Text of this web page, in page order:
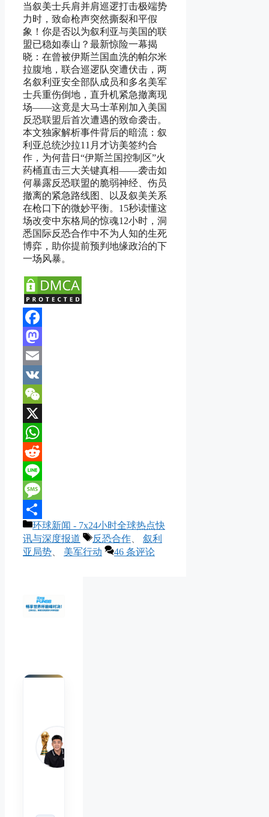
当叙美士兵肩并肩巡逻打击极端势
力时，致命枪声突然撕裂和平假
象！你是否以为叙利亚与美国的联
盟已稳如泰山？最新惊险一幕揭
晓：在曾被伊斯兰国血洗的帕尔米
拉腹地，联合巡逻队突遭伏击，两
名叙利亚安全部队成员和多名美军
士兵重伤倒地，直升机紧急撤离现
场——这竟是大马士革刚加入美国
反恐联盟后首次遭遇的致命袭击。
本文独家解析事件背后的暗流：叙
利亚总统沙拉11月才访美签约合
作，为何昔日“伊斯兰国控制区”火
药桶直击三大关键真相——袭击如
何暴露反恐联盟的脆弱神经、伤员
撤离的紧急路线图、以及叙美关系
在枪口下的微妙平衡。15秒读懂这
场改变中东格局的惊魂12小时，洞
悉国际反恐合作中不为人知的生死
博弈，助你提前预判地缘政治的下
一场风暴。
Facebook
Mastodon
Email
VK
WeChat
X
WhatsApp
Reddit
Line
Message
分
享
分
类
环球新闻 - 7x24小时全球热点快
讯与深度报道
标
签
反恐合作
叙利
亚局势
美军行动 46 条评论